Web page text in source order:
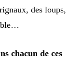
des loups,
chacun de ces